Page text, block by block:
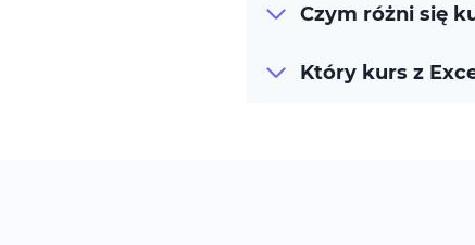
Czym różni się
Który kurs z